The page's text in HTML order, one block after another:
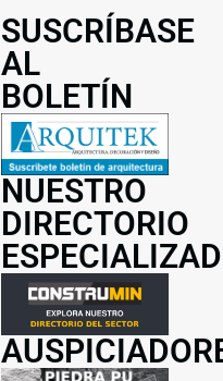
SUSCRÍBASE
AL
BOLETÍN
NUESTRO
DIRECTORIO